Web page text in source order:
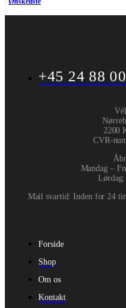
+45 24 88
2200
CVR-
Mandag –
Mail svartid: Inden for 24
Forside
Shop
Om os
Kontakt